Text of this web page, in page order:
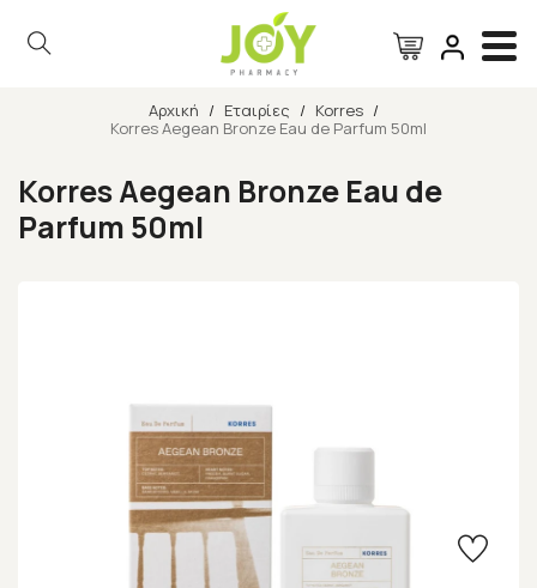
Αρχική / Εταιρίες / Korres /
Korres Aegean Bronze Eau de Parfum 50ml
Korres Aegean Bronze Eau de
Parfum 50ml